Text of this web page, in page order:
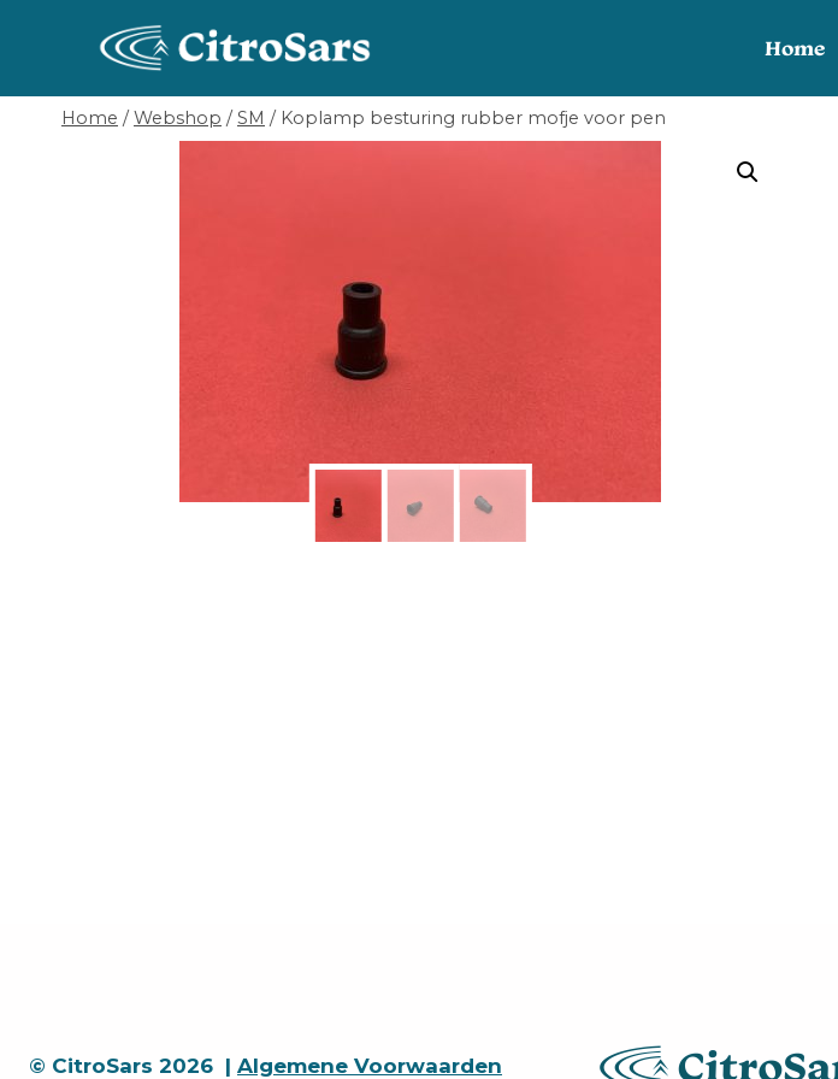
Home
Home / Webshop / SM / Koplamp besturing rubber mofje voor pen
© CitroSars 2026 | Algemene Voorwaarden